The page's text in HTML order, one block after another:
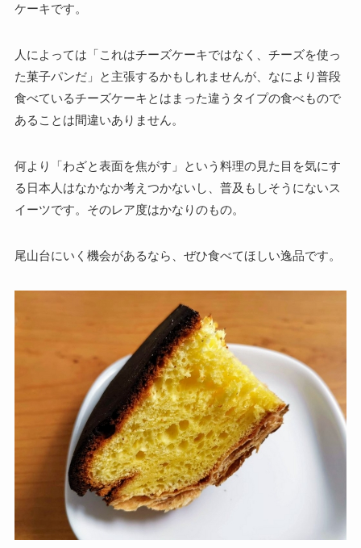
ケーキです。
人によっては「これはチーズケーキではなく、チーズを使っ
た菓子パンだ」と主張するかもしれませんが、なにより普段
食べているチーズケーキとはまった違うタイプの食べもので
あることは間違いありません。
何より「わざと表面を焦がす」という料理の見た目を気にす
る日本人はなかなか考えつかないし、普及もしそうにないス
イーツです。そのレア度はかなりのもの。
尾山台にいく機会があるなら、ぜひ食べてほしい逸品です。